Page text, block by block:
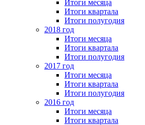
Итоги месяца
Итоги квартала
Итоги полугодия
2018 год
Итоги месяца
Итоги квартала
Итоги полугодия
2017 год
Итоги месяца
Итоги квартала
Итоги полугодия
2016 год
Итоги месяца
Итоги квартала